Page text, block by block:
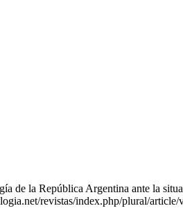
de la República Argentina ante la
revistas/index.php/plural/article/